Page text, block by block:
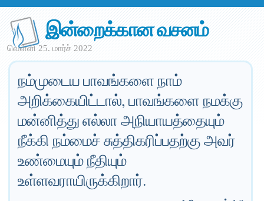
இன்றைக்கான வசனம்
வெள்ளி 25. மார்ச் 2022
நம்முடைய பாவங்களை நாம்
அறிக்கையிட்டால், பாவங்களை நமக்கு
மன்னித்து எல்லா அநியாயத்தையும்
நீக்கி நம்மைச் சுத்திகரிப்பதற்கு அவர்
உண்மையும் நீதியும்
உள்ளவராயிருக்கிறார்.